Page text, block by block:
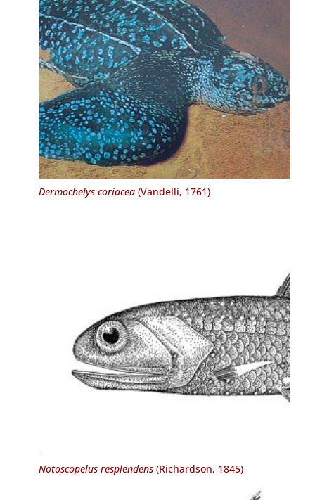
Dermochelys coriacea(Vandelli, 1761)
Notoscopelus resplendens(Richardson, 1845)